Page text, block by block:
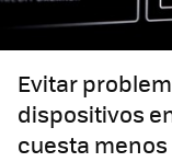
Evitar
dispositivos
cuesta